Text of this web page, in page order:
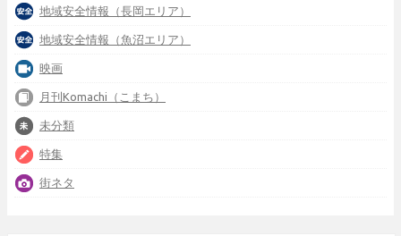
地域安全情報（長岡エリア）
地域安全情報（魚沼エリア）
映画
月刊Komachi（こまち）
未分類
特集
街ネタ